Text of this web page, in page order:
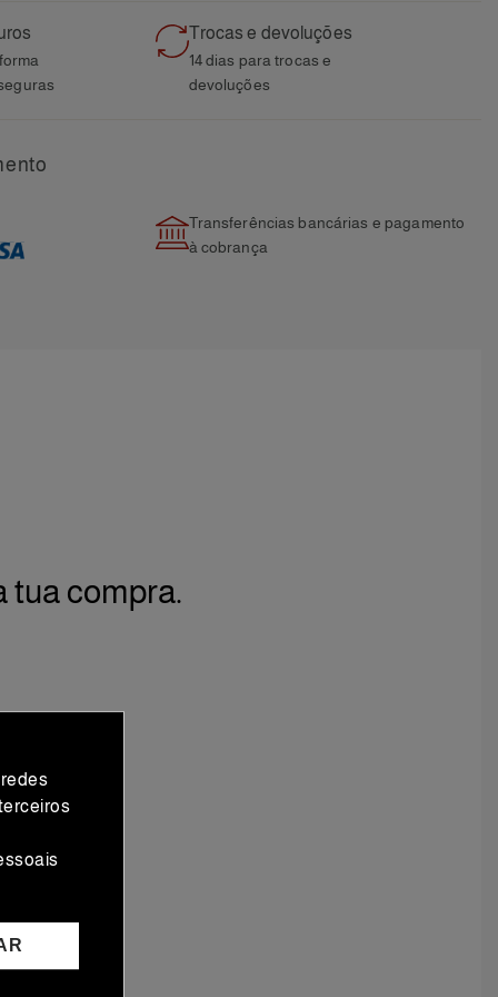
Trocas e devoluções
14 dias para trocas e
devoluções
Transferências bancárias e pagamento
à cobrança
tua compra.